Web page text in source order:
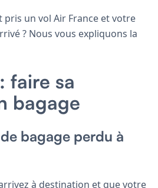
pris un vol Air France et votre
? Nous vous expliquons la
faire sa
bagage
bagage perdu à
à destination et que votre